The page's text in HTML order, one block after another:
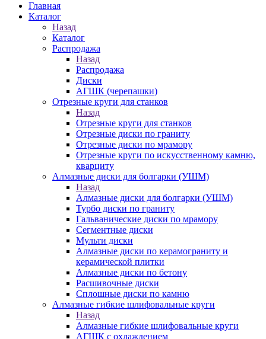
Главная
Каталог
Назад
Каталог
Распродажа
Назад
Распродажа
Диски
АГШК (черепашки)
Отрезные круги для станков
Назад
Отрезные круги для станков
Отрезные диски по граниту
Отрезные диски по мрамору
Отрезные круги по искусственному камню,
кварциту
Алмазные диски для болгарки (УШМ)
Назад
Алмазные диски для болгарки (УШМ)
Турбо диски по граниту
Гальванические диски по мрамору
Сегментные диски
Мульти диски
Алмазные диски по керамограниту и
керамической плитки
Алмазные диски по бетону
Расшивочные диски
Сплошные диски по камню
Алмазные гибкие шлифовальные круги
Назад
Алмазные гибкие шлифовальные круги
АГШК с охлаждением